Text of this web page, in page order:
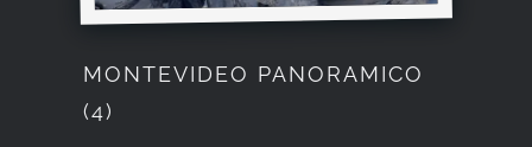
MONTEVIDEO PANORAMICO
(4)